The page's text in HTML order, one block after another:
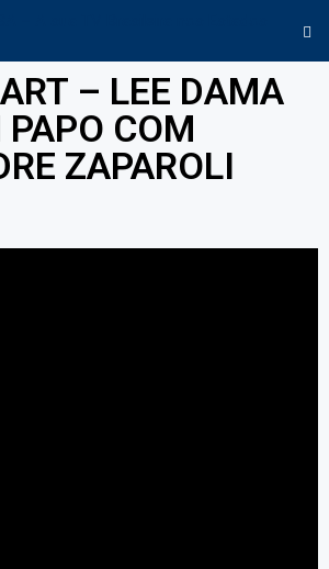
– LEE DAMA
COM
ZAPAROLI